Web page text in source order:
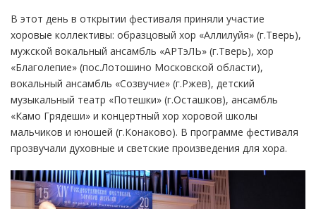
В этот день в открытии фестиваля приняли участие
хоровые коллективы: образцовый хор «Аллилуйя» (г.Тверь),
мужской вокальный ансамбль «АРТэЛЬ» (г.Тверь), хор
«Благолепие» (пос.Лотошино Московской области),
вокальный ансамбль «Созвучие» (г.Ржев), детский
музыкальный театр «Потешки» (г.Осташков), ансамбль
«Камо Грядеши» и концертный хор хоровой школы
мальчиков и юношей (г.Конаково). В программе фестиваля
прозвучали духовные и светские произведения для хора.